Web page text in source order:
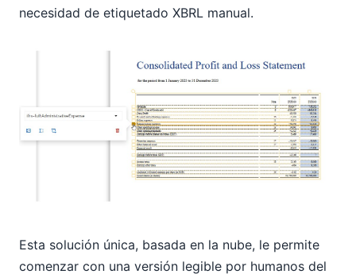
necesidad de etiquetado XBRL manual.
Esta solución única, basada en la nube, le permite
comenzar con una versión legible por humanos del